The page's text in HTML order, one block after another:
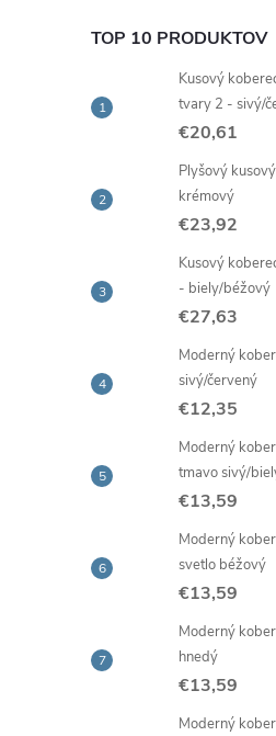
TOP 10 PRODUKTOV
Kusový
tvary 2 - sivý/
€20,61
Plyšový
krémový
€23,92
Kusový
- biely/béžový
€27,63
Moderný
sivý/červený
€12,35
Moderný
tmavo sivý/
€13,59
Moderný
svetlo béžový
€13,59
Moderný
hnedý
€13,59
Moderný